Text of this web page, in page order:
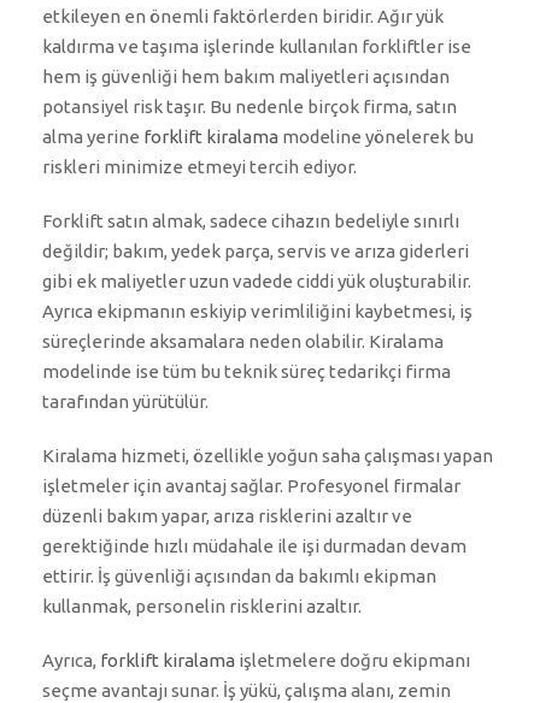
etkileyen en önemli faktörlerden biridir. Ağır yük
kaldırma ve taşıma işlerinde kullanılan forkliftler ise
hem iş güvenliği hem bakım maliyetleri açısından
potansiyel risk taşır. Bu nedenle birçok firma, satın
alma yerine forklift kiralama modeline yönelerek bu
riskleri minimize etmeyi tercih ediyor.
Forklift satın almak, sadece cihazın bedeliyle sınırlı
değildir; bakım, yedek parça, servis ve arıza giderleri
gibi ek maliyetler uzun vadede ciddi yük oluşturabilir.
Ayrıca ekipmanın eskiyip verimliliğini kaybetmesi, iş
süreçlerinde aksamalara neden olabilir. Kiralama
modelinde ise tüm bu teknik süreç tedarikçi firma
tarafından yürütülür.
Kiralama hizmeti, özellikle yoğun saha çalışması yapan
işletmeler için avantaj sağlar. Profesyonel firmalar
düzenli bakım yapar, arıza risklerini azaltır ve
gerektiğinde hızlı müdahale ile işi durmadan devam
ettirir. İş güvenliği açısından da bakımlı ekipman
kullanmak, personelin risklerini azaltır.
Ayrıca, forklift kiralama işletmelere doğru ekipmanı
seçme avantajı sunar. İş yükü, çalışma alanı, zemin